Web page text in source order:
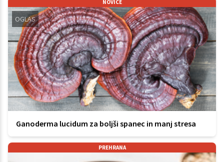
NOVICE
OGLAS
Ganoderma lucidum za boljši spanec in manj stresa
PREHRANA